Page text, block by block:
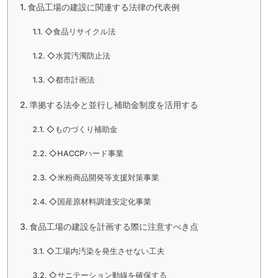
食品工場の建設に関連する法律の代表例
◇食品リサイクル法
◇水質汚濁防止法
◇都市計画法
準拠する法令と並行し補助金制度を活用する
◇ものづくり補助金
◇HACCPハード事業
◇米粉商品開発等支援対策事業
◇国産原材料調達安定化事業
食品工場の建設を計画する際に注意すべき点
◇工場内汚染を発生させない工夫
◇サニテーション動線を確保する